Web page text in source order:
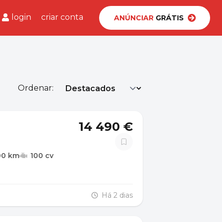
login criar conta ANÚNCIARGRÁTIS
Ordenar:
14 490 €
km 100 cv
Há 2 dias